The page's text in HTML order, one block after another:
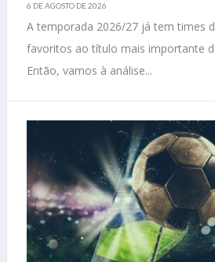
6 DE AGOSTO DE 2026
A temporada 2026/27 já tem times
favoritos ao título mais importante
Então, vamos à análise...